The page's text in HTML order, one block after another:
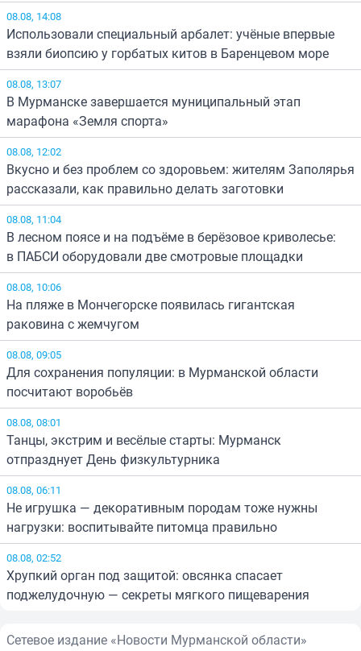
08.08, 14:08
Использовали специальный арбалет: учёные впервые
взяли биопсию у горбатых китов в Баренцевом море
08.08, 13:07
В Мурманске завершается муниципальный этап
марафона «Земля спорта»
08.08, 12:02
Вкусно и без проблем со здоровьем: жителям Заполярья
рассказали, как правильно делать заготовки
08.08, 11:04
В лесном поясе и на подъёме в берёзовое криволесье:
в ПАБСИ оборудовали две смотровые площадки
08.08, 10:06
На пляже в Мончегорске появилась гигантская
раковина с жемчугом
08.08, 09:05
Для сохранения популяции: в Мурманской области
посчитают воробьёв
08.08, 08:01
Танцы, экстрим и весёлые старты: Мурманск
отпразднует День физкультурника
08.08, 06:11
Не игрушка — декоративным породам тоже нужны
нагрузки: воспитывайте питомца правильно
08.08, 02:52
Хрупкий орган под защитой: овсянка спасает
поджелудочную — секреты мягкого пищеварения
Сетевое издание «Новости Мурманской области»